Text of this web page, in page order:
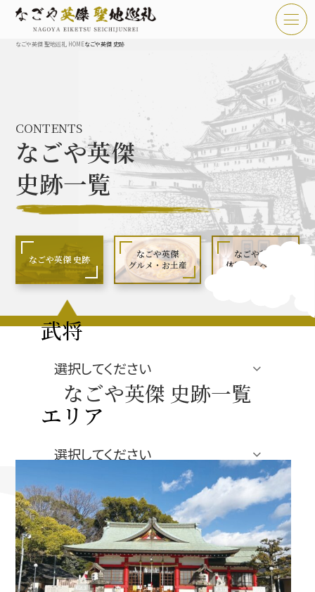
なごや英傑 聖地巡礼とは
なごや英傑 史跡 一覧
なごや英傑 グルメ・土産 一覧
なごや英傑 体験・イベント
豊臣秀長と名古屋の関係
秀長グルメ・土産一覧
名古屋＜秀長＞観光モデルコース
豊臣秀吉と名古屋の関係
秀吉関連 史跡 一覧
秀吉グルメ・土産 一覧
なごや英傑 聖地巡礼 HOMEなごや英傑 史跡
CONTENTS
なごや英傑
史跡一覧
なごや英傑 史跡
なごや英傑
グルメ・お土産
なごや英傑
体験・イベント
武将
エリア
ジャンル
なごや英傑 史跡一覧